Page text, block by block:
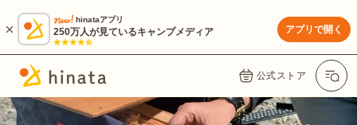
hinataアプリ
250万人が見ているキャンプメディア アプリで開く
公式ストア